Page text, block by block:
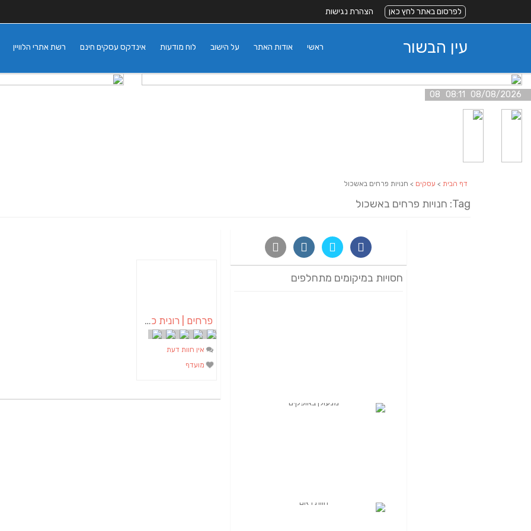
לפרסום באתר לחץ כאן הצהרת נגישות
עין הבשור רשת אתרי הלוויין אינדקס עסקים חינם לוח מודעות על הישוב אודות האתר ראשי
08/08/2026 08:11 08
דף הבית > עסקים > חנויות פרחים באשכול
Tag: חנויות פרחים באשכול
פרחים | רונית כהן עיצוב בפרחים
אין חוות דעת
מועדף
חסויות במיקומים מתחלפים